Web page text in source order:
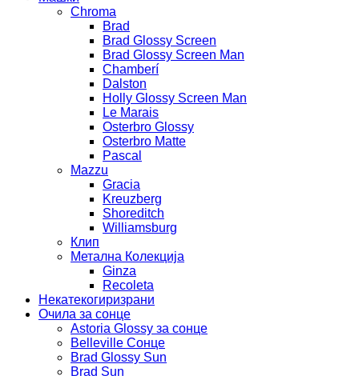
Chroma
Brad
Brad Glossy Screen
Brad Glossy Screen Man
Chamberí
Dalston
Holly Glossy Screen Man
Le Marais
Osterbro Glossy
Osterbro Matte
Pascal
Mazzu
Gracia
Kreuzberg
Shoreditch
Williamsburg
Клип
Метална Колекција
Ginza
Recoleta
Некатекогиризрани
Очила за сонце
Astoria Glossy за сонце
Belleville Сонце
Brad Glossy Sun
Brad Sun